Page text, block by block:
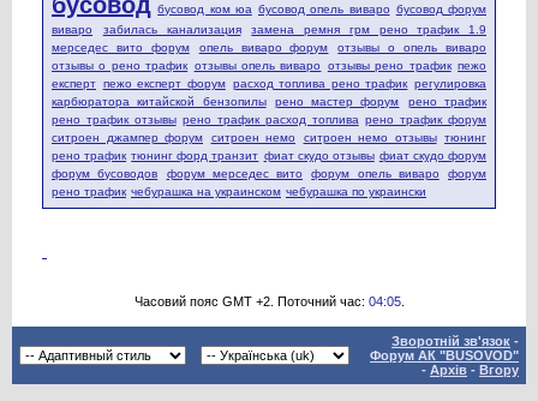
бусовод ком юа бусовод опель виваро бусовод форум
виваро
забилась канализация
замена ремня грм рено трафик 1.9
мерседес вито форум
опель виваро форум
отзывы о опель виваро
отзывы о рено трафик отзывы опель виваро отзывы рено трафик пежо
експерт пежо експерт форум расход топлива рено трафик регулировка
карбюратора китайской бензопилы
рено мастер форум
рено трафик
рено трафик отзывы рено трафик расход топлива рено трафик форум
ситроен джампер форум
ситроен немо ситроен немо отзывы тюнинг
рено трафик тюнинг форд транзит фиат скудо отзывы фиат скудо форум
форум бусоводов
форум мерседес вито форум опель виваро
форум
рено трафик чебурашка на украинском чебурашка по украински
Часовий пояс GMT +2. Поточний час: 04:05.
Зворотній зв'язок -
Форум АК "BUSOVOD"
- Архів - Вгору